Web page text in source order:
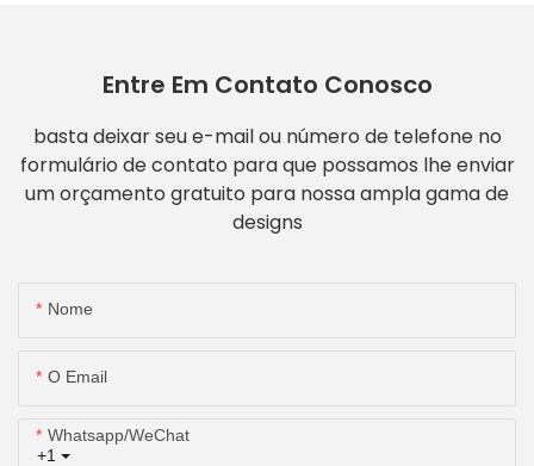
Entre Em Contato Conosco
basta deixar seu e-mail ou número de telefone no
formulário de contato para que possamos lhe enviar
um orçamento gratuito para nossa ampla gama de
designs
Nome
O Email
+1
Whatsapp/WeChat